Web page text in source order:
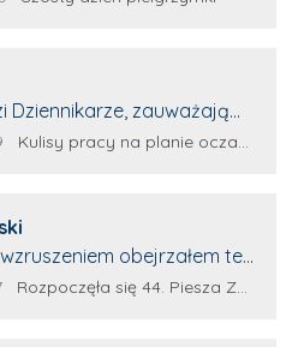
Dziennikarze, zauważają
które dopiero wkraczają
przeprowadzi Pan
Źródło komentarza:
Kulisy pracy na planie oczami młodego filmowca
obejrzałem ten
Źródło komentarza:
Rozpoczęła się 44. Piesza Zamojsko-Lubaczowska Pielgrzymka na Jasną Górę!